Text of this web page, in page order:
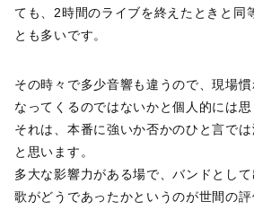
ても、2時間のライブを終えたときと同
とも多いです。
その時々で多少音響も違うので、現場
なってくるのではないかと個人的には思
それは、本番に強いか否かのひと言で
と思います。
多大な影響力がある場で、バンドとし
歌がどうであったかというのが世間の